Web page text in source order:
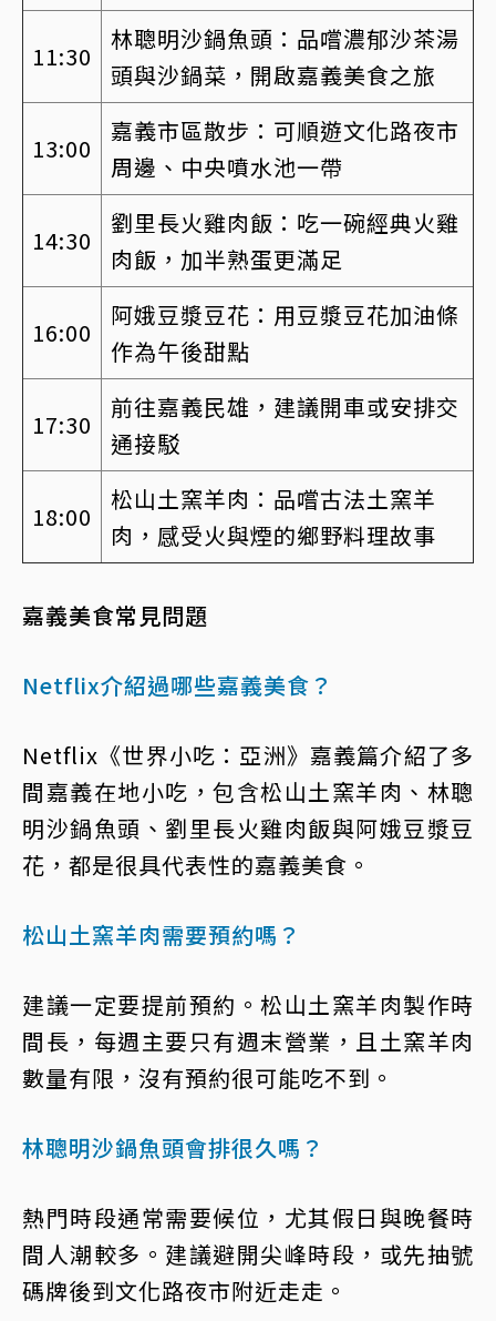
11:30
林聰明沙鍋魚頭：品嚐濃郁沙茶湯
頭與沙鍋菜，開啟嘉義美食之旅
13:00
嘉義市區散步：可順遊文化路夜市
周邊、中央噴水池一帶
14:30
劉里長火雞肉飯：吃一碗經典火雞
肉飯，加半熟蛋更滿足
16:00
阿娥豆漿豆花：用豆漿豆花加油條
作為午後甜點
17:30
前往嘉義民雄，建議開車或安排交
通接駁
18:00
松山土窯羊肉：品嚐古法土窯羊
肉，感受火與煙的鄉野料理故事
嘉義美食常見問題
Netflix介紹過哪些嘉義美食？
Netflix《世界小吃：亞洲》嘉義篇介紹了多
間嘉義在地小吃，包含松山土窯羊肉、林聰
明沙鍋魚頭、劉里長火雞肉飯與阿娥豆漿豆
花，都是很具代表性的嘉義美食。
松山土窯羊肉需要預約嗎？
建議一定要提前預約。松山土窯羊肉製作時
間長，每週主要只有週末營業，且土窯羊肉
數量有限，沒有預約很可能吃不到。
林聰明沙鍋魚頭會排很久嗎？
熱門時段通常需要候位，尤其假日與晚餐時
間人潮較多。建議避開尖峰時段，或先抽號
碼牌後到文化路夜市附近走走。